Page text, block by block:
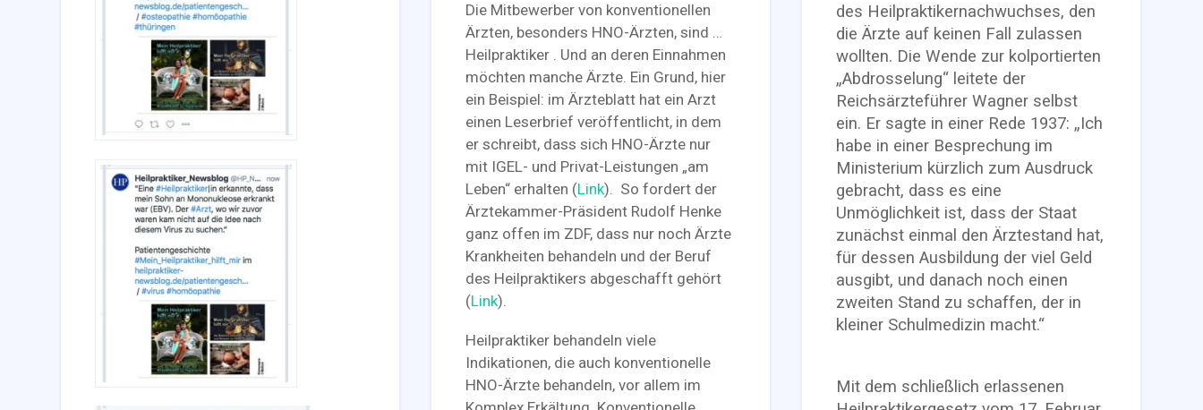
des Heilpraktikernachwuchses, den
die Ärzte auf keinen Fall zulassen
wollten. Die Wende zur kolportierten
„Abdrosselung“ leitete der
Reichsärzteführer Wagner selbst
ein. Er sagte in einer Rede 1937: „Ich
habe in einer Besprechung im
Ministerium kürzlich zum Ausdruck
gebracht, dass es eine
Unmöglichkeit ist, dass der Staat
zunächst einmal den Ärztestand hat,
für dessen Ausbildung der viel Geld
ausgibt, und danach noch einen
zweiten Stand zu schaffen, der in
kleiner Schulmedizin macht.“
Mit dem schließlich erlassenen
Die Mitbewerber von konventionellen
Ärzten, besonders HNO-Ärzten, sind …
Heilpraktiker . Und an deren Einnahmen
möchten manche Ärzte. Ein Grund, hier
ein Beispiel: im Ärzteblatt hat ein Arzt
einen Leserbrief veröffentlicht, in dem
er schreibt, dass sich HNO-Ärzte nur
mit IGEL- und Privat-Leistungen „am
Leben“ erhalten (Link). So fordert der
Ärztekammer-Präsident Rudolf Henke
ganz offen im ZDF, dass nur noch Ärzte
Krankheiten behandeln und der Beruf
des Heilpraktikers abgeschafft gehört
(Link).
Heilpraktiker behandeln viele
Indikationen, die auch konventionelle
HNO-Ärzte behandeln, vor allem im